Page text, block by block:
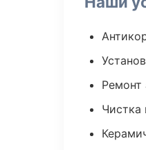
Ремонт
Чистка